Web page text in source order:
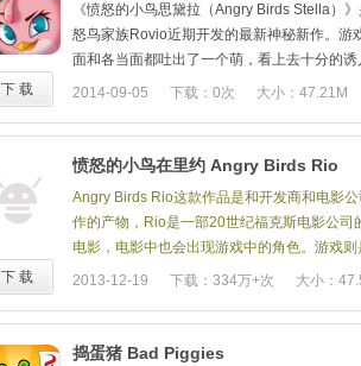
《愤怒的小鸟星球大战2》的精彩之处还在于
上，Rovio与孩之宝合作带来《愤怒的小鸟星
系列TELEPODS 玩偶， 将这些玩偶放置在智
机或平板电脑的摄像头上，就可以直接将这些
植入游戏中，让它们在游戏中飞行。
原力随此增强。为 Angry Birds Star Wars II 做
备—红极一时游戏大作的史诗级后续作品！以
Wars 电影前传为背景，用永不枯竭的原力对
的 Pork Federation（猪猪联邦）或选择一条更
暗的道路。没错；您有史以来第一次可以“加
及自 己喜欢的其他大量人物。
加入猪猪阵营！有史以来第一次可以扮演猪猪
《愤怒的小鸟思黛拉（Angry Birds Stella）》
怒鸟家族Rovio近期开发的最新神秘新作。游
面和各当面都吐出了一个萌，看上去十分的诱
另此次的新作为玩家开启了一扇大 门，得以窥
玩家将和思黛拉及其朋友一道展开新一轮的旅
最后这部作品和以前的玩法大致相同，相信 经
备好加入小鸟家族了吗？
2014-09-05 下载：0次 大小：47.21M
下 载
愤怒的小鸟在里约 Angry Birds Rio
Angry Birds Rio这款作品是和开发商和电影公
作的产物，Rio是一部20世纪福克斯电影公司
电影，电影中也会出现游戏中的角色。游戏则
述小鸟们将被绑架到一座魔法城市，它们要一
两个《Rio》电影中的主角。
游戏保持了系列一贯的画面风格，玩家可以在
2013-12-19 下载：334万+次 大小：
下 载
捣蛋猪 Bad Piggies